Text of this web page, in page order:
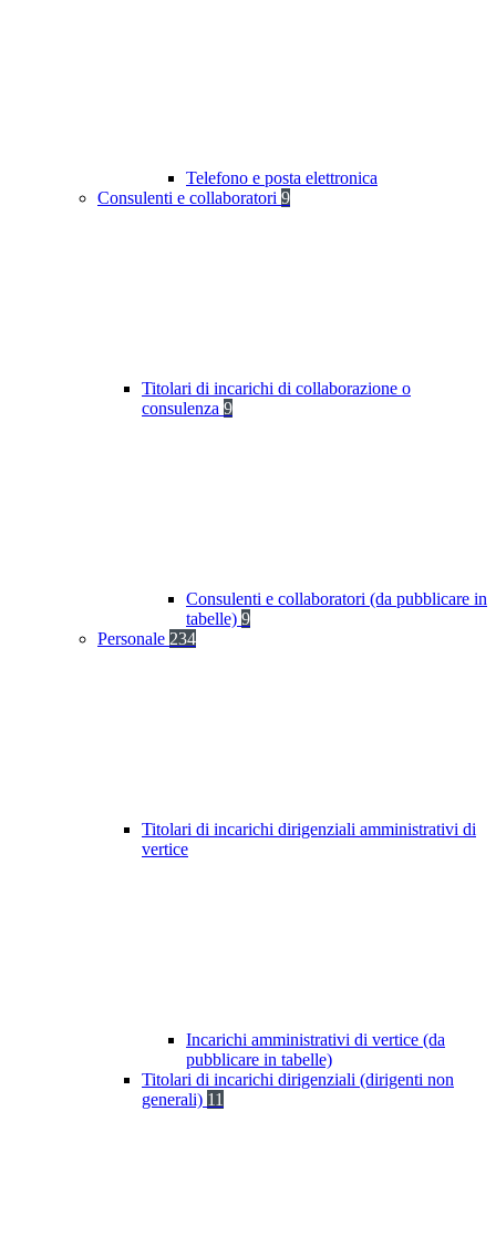
Telefono e posta elettronica
Consulenti e collaboratori 9
Titolari di incarichi di collaborazione o
consulenza 9
Consulenti e collaboratori (da pubblicare in
tabelle) 9
Personale 234
Titolari di incarichi dirigenziali amministrativi di
vertice
Incarichi amministrativi di vertice (da
pubblicare in tabelle)
Titolari di incarichi dirigenziali (dirigenti non
generali) 11